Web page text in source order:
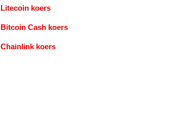
Litecoin koers
Bitcoin Cash koers
Chainlink koers